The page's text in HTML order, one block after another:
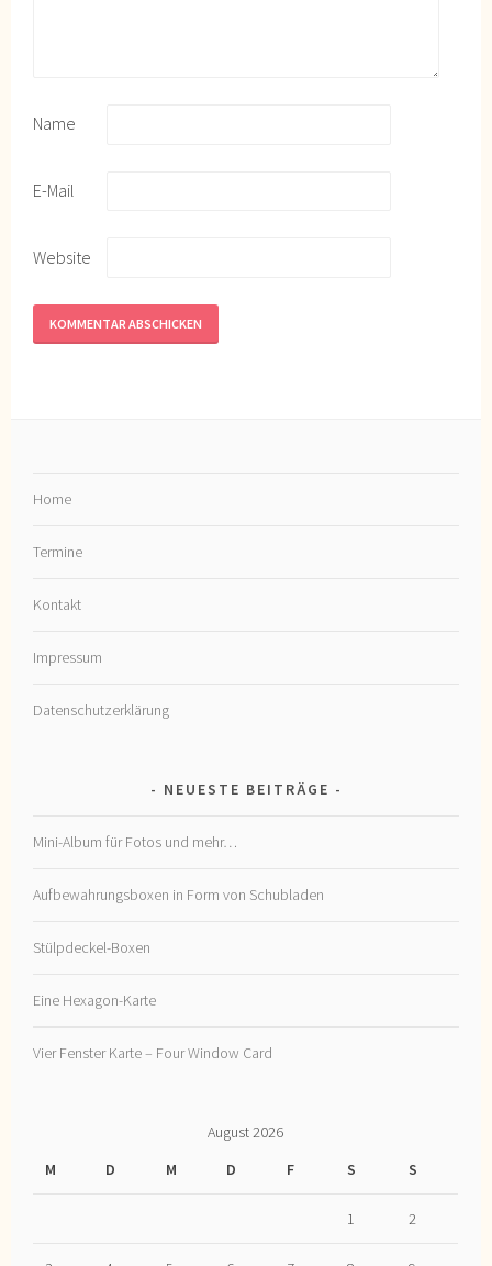
Name
E-Mail
Website
Home
Termine
Kontakt
Impressum
Datenschutzerklärung
NEUESTE BEITRÄGE
Mini-Album für Fotos und mehr…
Aufbewahrungsboxen in Form von Schubladen
Stülpdeckel-Boxen
Eine Hexagon-Karte
Vier Fenster Karte – Four Window Card
August 2026
M
D M D F S S
1 2